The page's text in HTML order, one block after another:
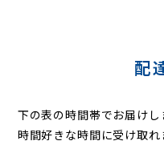
配
下の表の時間帯でお届け
時間好きな時間に受け取れ